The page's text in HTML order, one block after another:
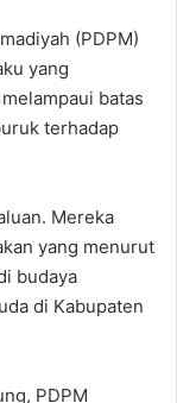
(PDPM)
yang
batas
terhadap
Mereka
yang menurut
budaya
di Kabupaten
PDPM